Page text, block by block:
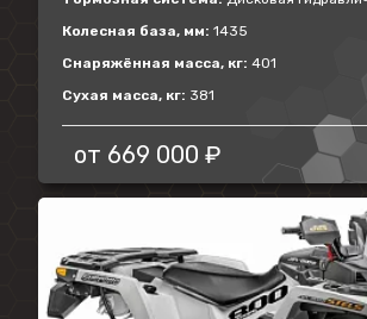
Колесная база, мм: 1435
Снаряжённая масса, кг: 401
Сухая масса, кг: 381
от 669 000 ₽